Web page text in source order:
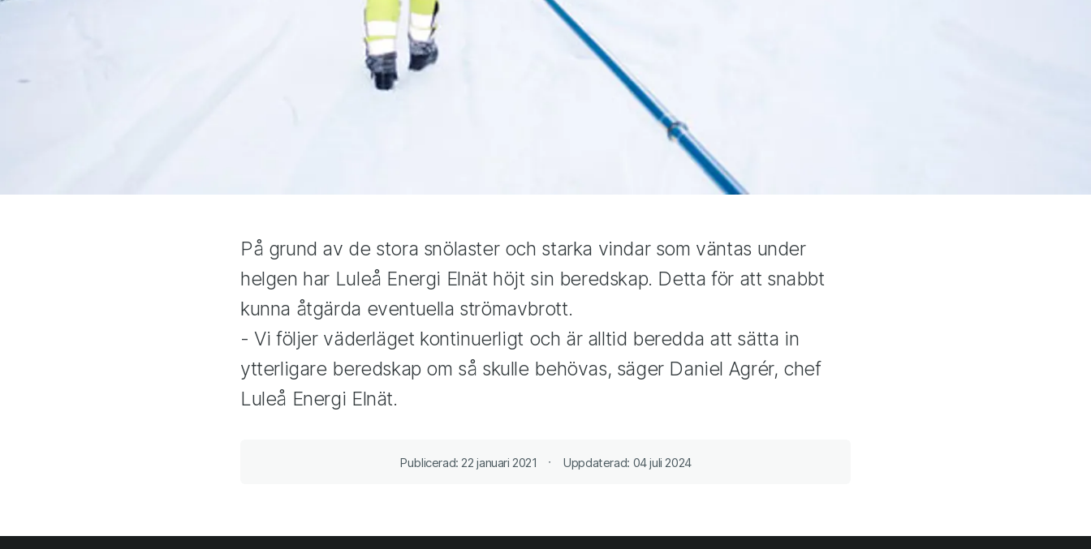
På grund av de stora snölaster och starka vindar som väntas under
helgen har Luleå Energi Elnät höjt sin beredskap. Detta för att snabbt
kunna åtgärda eventuella strömavbrott.
- Vi följer väderläget kontinuerligt och är alltid beredda att sätta in
ytterligare beredskap om så skulle behövas, säger Daniel Agrér, chef
Luleå Energi Elnät.
Publicerad: 22 januari 2021 Uppdaterad: 04 juli 2024